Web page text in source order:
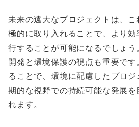
未来の遠大なプロジェクトは、
極的に取り入れることで、より
行することが可能になるでしょ
開発と環境保護の視点も重要で
ることで、環境に配慮したプロ
期的な視野での持続可能な発展を
れます。